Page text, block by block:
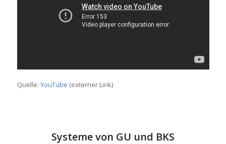
Quelle: YouTube (externer Link)
Systeme von GU und BKS